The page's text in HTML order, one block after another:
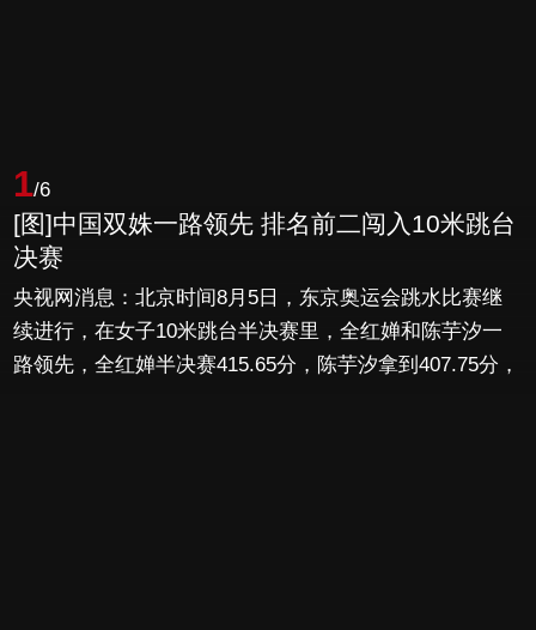
1/6
[图]中国双姝一路领先 排名前二闯入10米跳台
决赛
央视网消息：北京时间8月5日，东京奥运会跳水比赛继
续进行，在女子10米跳台半决赛里，全红婵和陈芋汐一
路领先，全红婵半决赛415.65分，陈芋汐拿到407.75分，